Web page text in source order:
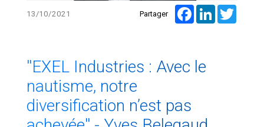
13/10/2021 Partager Facebook
LinkedIn
''EXEL Industries : Avec le
nautisme, notre
diversification n’est pas